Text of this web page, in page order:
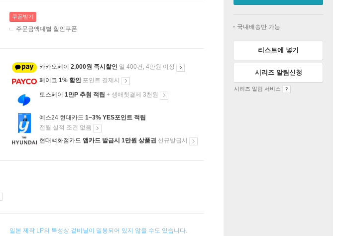
쿠폰받기
주문금액대별 할인쿠폰
카카오페이 2,000원 즉시할인 일 400건, 4만원 이상
페이코 1% 할인 포인트 결제시
토스페이 1만P 추첨 적립 + 생애첫결제 3천원
예스24 현대카드 1~3% YES포인트 적립
전월 실적 조건 없음
현대백화점카드 앱카드 발급시 1만원 상품권 신규발급시
일본 제작 LP의 특성상 겉비닐이 밀봉되어 있지 않을 수도 있습니다.
국내배송만 가능
리스트에 넣기
시리즈 알림신청
시리즈 알림 서비스